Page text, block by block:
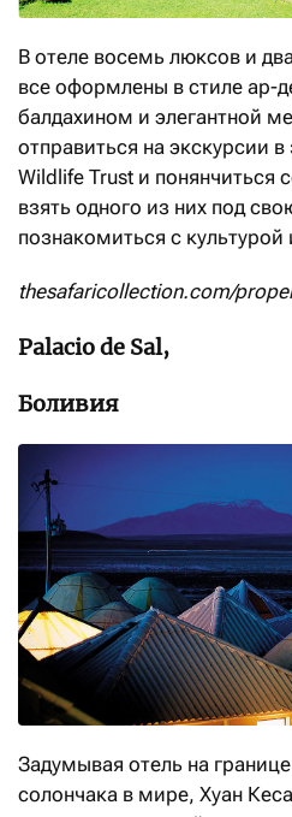
В отеле восемь люксов и
все оформлены в стиле ар-
балдахином и элегантной
отправиться на экскурсии
Wildlife Trust и понянчиться
взять одного из них под
познакомиться с
thesafaricollection.com/
Palacio de Sal,
Боливия
Задумывая отель на
солончака в мире, Хуан